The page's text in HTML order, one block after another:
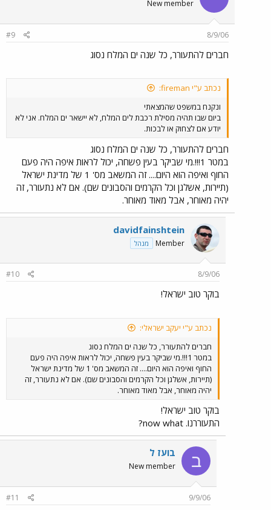
New member
8/9/06
#9
חברים להתעורר, כל שנה ים המלח נסוג
נכתב ע"י fireman:
ונקנח במשפט שהמצאתי
ביום שבו תהיה מסילת רכבת לים המלח, לא יישאר ים המלח. אני לא
יודע אם לצחוק או לבכות.
חברים להתעורר, כל שנה ים המלח נסוג
במטר 1!!!.מי שביקר בעין פשחה, יכול לראות איפה היה פעם
החוף ואיפה הוא היום.... זה המשאב מס' 1 של מדינת ישראל
(תיירות, אשלגן וכל הקרמים והסבונים שם). אם לא נתעורר, זה
יהיה מאוחר, אבל מאוד מאוחר.
davidfainshtein
Member מנהל
8/9/06
#10
בוקר טוב ישראל!
נכתב ע"י יעקב ישראלי:
חברים להתעורר, כל שנה ים המלח נסוג
במטר 1!!!.מי שביקר בעין פשחה, יכול לראות איפה היה פעם
החוף ואיפה הוא היום.... זה המשאב מס' 1 של מדינת ישראל
(תיירות, אשלגן וכל הקרמים והסבונים שם). אם לא נתעורר, זה
יהיה מאוחר, אבל מאוד מאוחר.
בוקר טוב ישראל!
התעוררנו. now what?
ב בועז ל
New member
9/9/06
#11